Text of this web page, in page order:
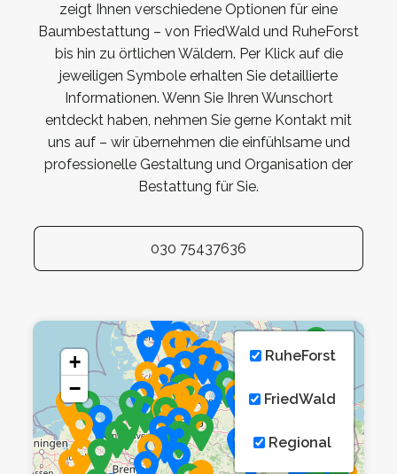
zeigt Ihnen verschiedene Optionen für eine
Baumbestattung – von FriedWald und RuheForst
bis hin zu örtlichen Wäldern. Per Klick auf die
jeweiligen Symbole erhalten Sie detaillierte
Informationen. Wenn Sie Ihren Wunschort
entdeckt haben, nehmen Sie gerne Kontakt mit
uns auf – wir übernehmen die einfühlsame und
professionelle Gestaltung und Organisation der
Bestattung für Sie.
030 75437636
+
−
RuheForst
FriedWald
Regional